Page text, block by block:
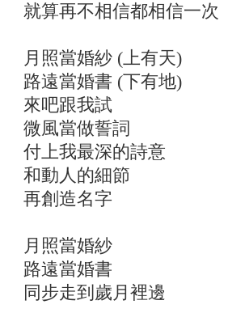
就算再不相信都相信一次
月照當婚紗 (上有天)
路遠當婚書 (下有地)
來吧跟我試
微風當做誓詞
付上我最深的詩意
和動人的細節
再創造名字
月照當婚紗
路遠當婚書
同步走到歲月裡邊